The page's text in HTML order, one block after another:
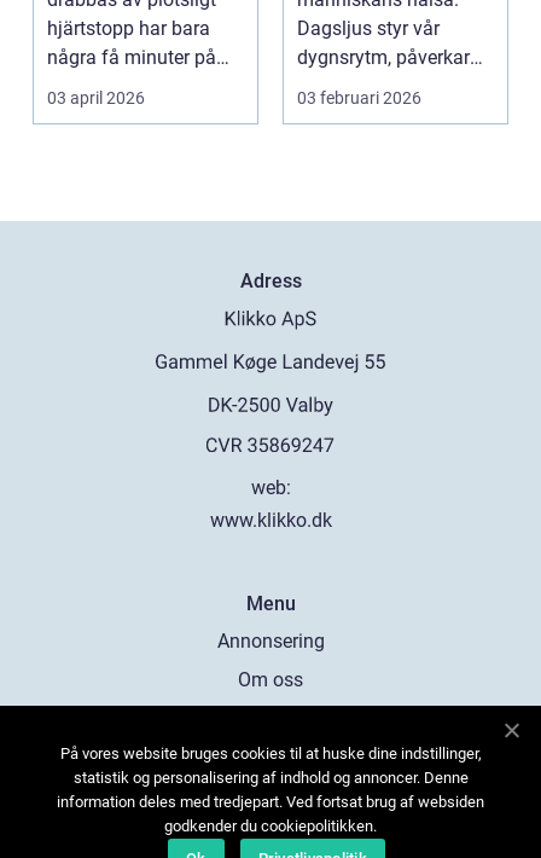
hjärtstopp har bara
några få minuter på
sig. För varje minut
utan...
03 april 2026
Dagsljus styr vår
dygnsrytm, påverkar
humör, sömn och ene...
03 februari 2026
Adress
web:
www.klikko.dk
Menu
Annonsering
Om oss
Kontakta oss
Sitemap
På vores website bruges cookies til at huske dine indstillinger,
statistik og personalisering af indhold og annoncer. Denne
information deles med tredjepart. Ved fortsat brug af websiden
godkender du cookiepolitikken.